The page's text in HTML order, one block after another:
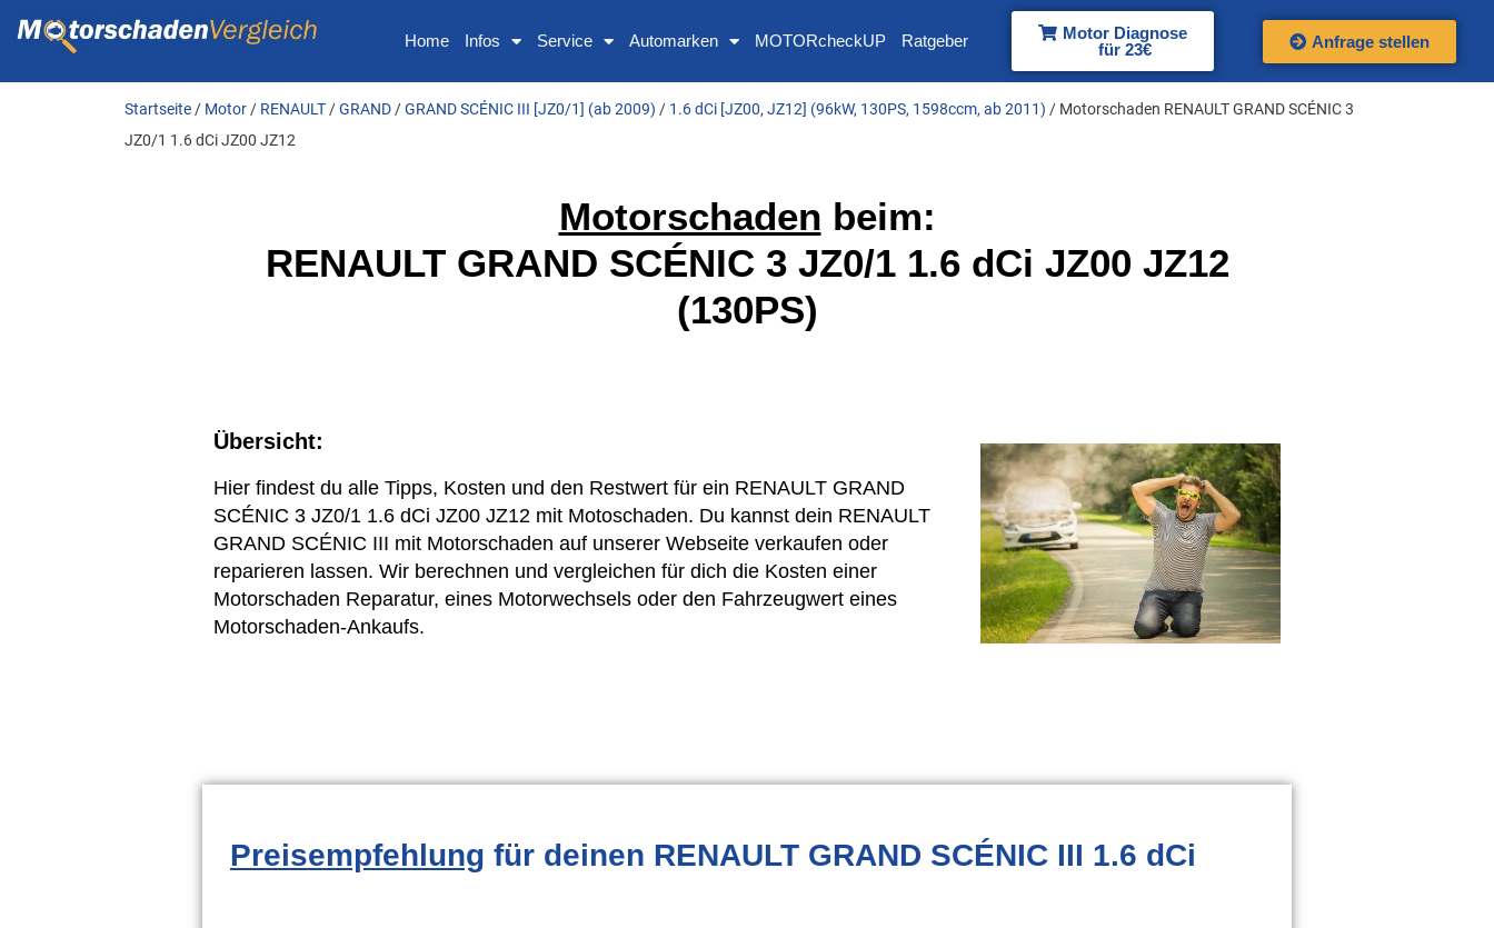
Home Infos Service Automarken MOTORcheckUP Ratgeber
Motor Diagnose
für 23€
Anfrage stellen
Startseite / Motor / RENAULT /GRAND /GRAND SCÉNIC III [JZ0/1] (ab 2009) / 1.6 dCi [JZ00, JZ12] (96kW, 130PS, 1598ccm, ab 2011) / Motorschaden RENAULT GRAND SCÉNIC 3
JZ0/1 1.6 dCi JZ00 JZ12
Motorschaden beim:
RENAULT GRAND SCÉNIC 3 JZ0/1 1.6 dCi JZ00 JZ12
(130PS)
Übersicht:
Hier findest du alle Tipps, Kosten und den Restwert für ein RENAULT GRAND
SCÉNIC 3 JZ0/1 1.6 dCi JZ00 JZ12 mit Motoschaden. Du kannst dein RENAULT
GRAND SCÉNIC III mit Motorschaden auf unserer Webseite verkaufen oder
reparieren lassen. Wir berechnen und vergleichen für dich die Kosten einer
Motorschaden Reparatur, eines Motorwechsels oder den Fahrzeugwert eines
Motorschaden-Ankaufs.
Preisempfehlung für deinen RENAULT GRAND SCÉNIC III 1.6 dCi